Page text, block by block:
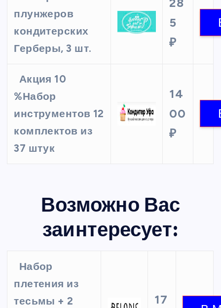
плунжеров
кондитерских
Герберы, 3 шт.
5
₽
Акция 10
%Набор
инструментов 12
комплектов из
37 штук
14
00
₽
Возможно Вас
заинтересует:
Набор
плетения из
тесьмы + 2
17